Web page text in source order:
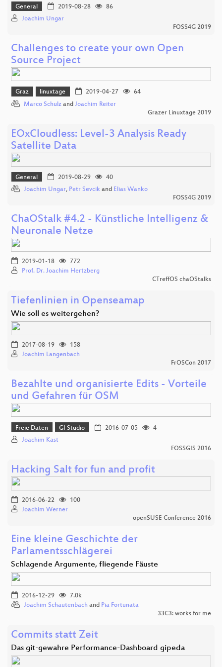
General 2019-08-28
86
Joachim Ungar
FOSS4G 2019
Challenges to create your own Open
Source Project
Graz linuxtage 2019-04-27
64
Marco Schulz and Joachim Reiter
Grazer Linuxtage 2019
EOxCloudless: Level-3 Analysis Ready
Satellite Data
General 2019-08-29
40
Joachim Ungar, Petr Sevcik and Elias Wanko
FOSS4G 2019
ChaOStalk #4.2 - Künstliche Intelligenz &
Neuronale Netze
2019-01-18
772
Prof. Dr. Joachim Hertzberg
CTreffOS chaOStalks
Tiefenlinien in Openseamap
Wie soll es weitergehen?
2017-08-19
158
Joachim Langenbach
FrOSCon 2017
Bezahlte und organisierte Edits - Vorteile
und Gefahren für OSM
Freie Daten GI Studio 2016-07-05
4
Joachim Kast
FOSSGIS 2016
Hacking Salt for fun and profit
2016-06-22
100
Joachim Werner
openSUSE Conference 2016
Eine kleine Geschichte der
Parlamentsschlägerei
Schlagende Argumente, fliegende Fäuste
2016-12-29
7.0k
Joachim Schautenbach and Pia Fortunata
33C3: works for me
Commits statt Zeit
Das git-gewahre Performance-Dashboard gipeda